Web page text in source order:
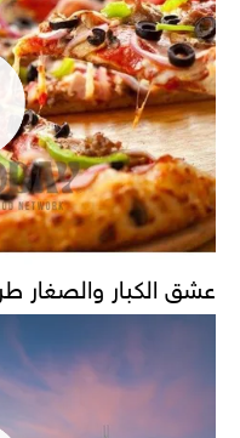
عشق الكبار والصغار